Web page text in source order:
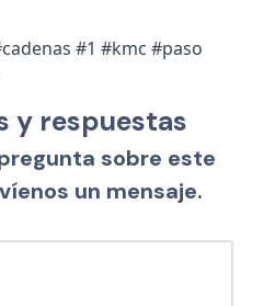
#1 #kmc #paso
y respuestas
sobre este
un mensaje.